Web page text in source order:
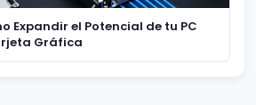
Expandir el Potencial de tu PC
Gráfica